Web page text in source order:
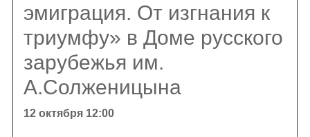
эмиграция. От изгнания к
триумфу» в Доме русского
зарубежья им.
А.Солженицына
12 октября 12:00